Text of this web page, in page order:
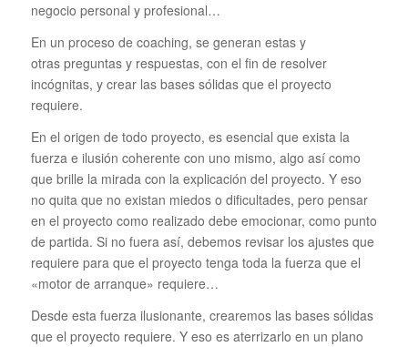
negocio personal y profesional…
En un proceso de coaching, se generan estas y
otras preguntas y respuestas, con el fin de resolver
incógnitas, y crear las bases sólidas que el proyecto
requiere.
En el origen de todo proyecto, es esencial que exista la
fuerza e ilusión coherente con uno mismo, algo así como
que brille la mirada con la explicación del proyecto. Y eso
no quita que no existan miedos o dificultades, pero pensar
en el proyecto como realizado debe emocionar, como punto
de partida. Si no fuera así, debemos revisar los ajustes que
requiere para que el proyecto tenga toda la fuerza que el
«motor de arranque» requiere…
Desde esta fuerza ilusionante, crearemos las bases sólidas
que el proyecto requiere. Y eso es aterrizarlo en un plano